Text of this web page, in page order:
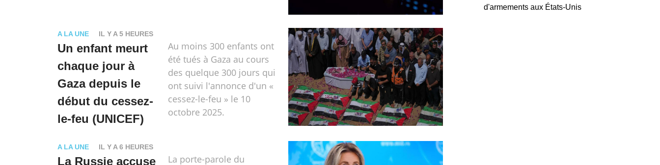
A LA UNE IL Y A 5 HEURES
Un enfant meurt
chaque jour à
Gaza depuis le
début du cessez-
le-feu (UNICEF)
Au moins 300 enfants ont
été tués à Gaza au cours
des quelque 300 jours qui
ont suivi l'annonce d'un «
cessez-le-feu » le 10
octobre 2025.
A LA UNE IL Y A 6 HEURES
La Russie accuse
La porte-parole du
d'armements aux États-Unis